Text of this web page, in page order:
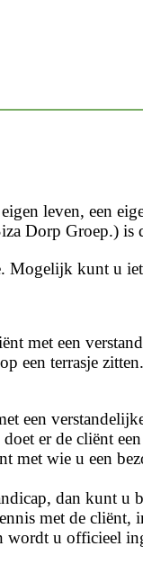
leven, een
Dorp Groep.)
Mogelijk kunt u
met een
een terrasje
een
er de cliënt
wie u een
dan kunt
met de
u officieel